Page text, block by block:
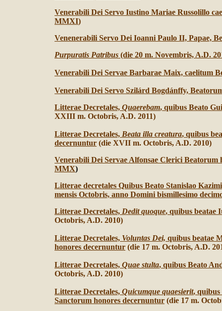
Venerabili Dei Servo Iustino Mariae Russolillo
MMXI)
Venenerabili Servo Dei Ioanni Paulo II, Papae,
Purpuratis Patribus (die 20 m. Novembris, A.D.
Venerabili Dei Servae Barbarae Maix, caelitum
Venerabili Dei Servo Szilárd Bogdánffy,
Litterae Decretales, Quaerebam, quibus Beato
XXIII m. Octobris, A.D. 2011)
Litterae Decretales, Beata illa creatura, quibus
decernuntur (die XVII m. Octobris, A.D. 2010)
Venerabili Dei Servae Alfonsae Clerici
MMX)
Litterae decretales Quibus Beato Stanislao
mensis Octobris, anno Domini bismillesimo
Litterae Decretales, Dedit quoque, quibus beatae
Octobris, A.D. 2010)
Litterae Decretales, Voluntas Dei, quibus beatae
honores decernuntur (die 17 m. Octobris, A.D.
Litterae Decretales, Quae stulta, quibus Beato
Octobris, A.D. 2010)
Litterae Decretales, Quicumque quaesierit,
Sanctorum honores decernuntur (die 17 m.